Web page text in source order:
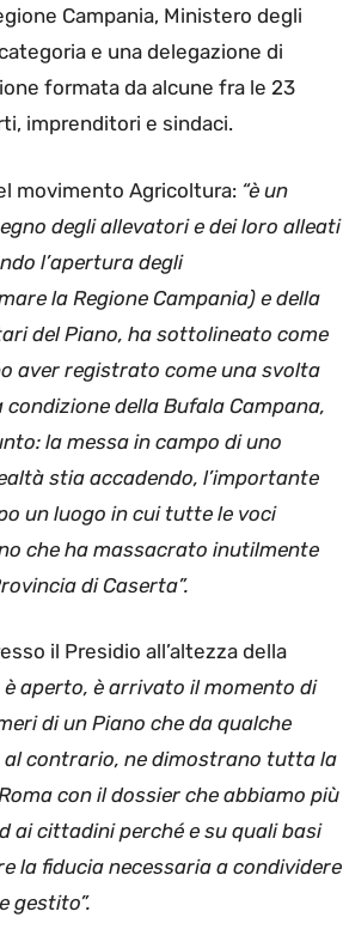
Campania, Ministero degli
e una delegazione di
formata da alcune fra le 23
imprenditori e sindaci.
movimento Agricoltura: “è un
degli allevatori e dei loro alleati
l’apertura degli
la Regione Campania) e della
del Piano, ha sottolineato come
aver registrato come una svolta
della Bufala Campana,
la messa in campo di uno
stia accadendo, l’importante
un luogo in cui tutte le voci
che ha massacrato inutilmente
di Caserta”.
il Presidio all’altezza della
aperto, è arrivato il momento di
di un Piano che da qualche
al contrario, ne dimostrano tutta la
con il dossier che abbiamo più
ai cittadini perché e su quali basi
la fiducia necessaria a condividere
gestito”.